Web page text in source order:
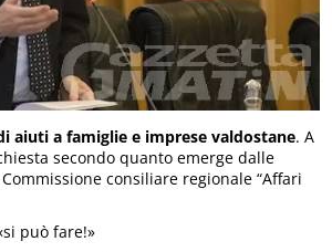
aiuti a famiglie e imprese valdostane. A
secondo quanto emerge dalle
consiliare regionale “Affari
può fare!»